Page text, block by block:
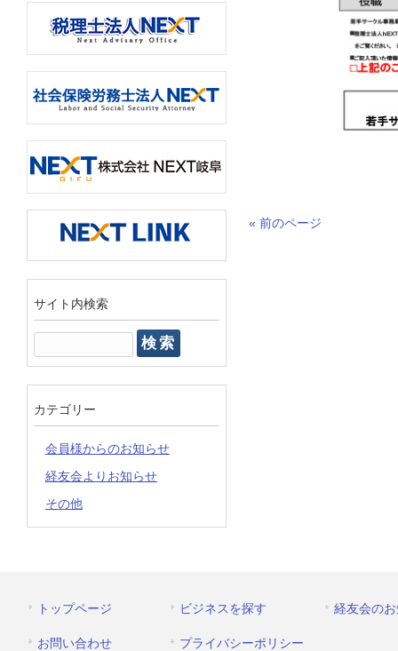
« 前のページ
サイト内検索
索:
カテゴリー
会員様からのお知らせ
経友会よりお知らせ
その他
トップページ ビジネスを探す 経友会の
お問い合わせ プライバシーポリシー